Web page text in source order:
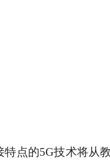
点的5G技术将从教